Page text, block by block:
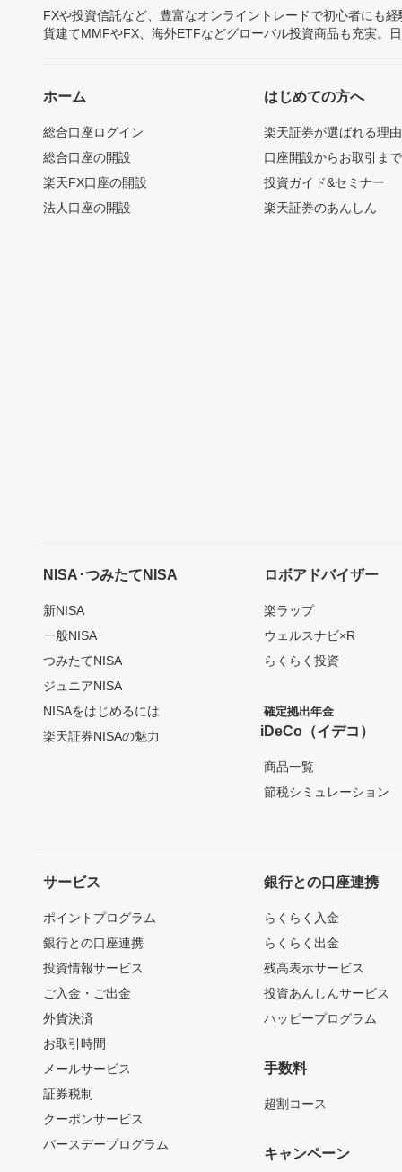
FXや投資信託など、豊富なオンライントレードで初心者にも
貨建てMMFやFX、海外ETFなどグローバル投資商品も充実。
ホーム
総合口座ログイン
総合口座の開設
楽天FX口座の開設
法人口座の開設
はじめての方へ
楽天証券が選ばれる理由
口座開設からお取引ま
投資ガイド&セミナー
楽天証券のあんしん
NISA･つみたてNISA
新NISA
一般NISA
つみたてNISA
ジュニアNISA
NISAをはじめるには
楽天証券NISAの魅力
ロボアドバイザー
楽ラップ
ウェルスナビ×R
らくらく投資
確定拠出年金
iDeCo（イデコ）
商品一覧
節税シミュレーション
サービス
ポイントプログラム
銀行との口座連携
投資情報サービス
ご入金・ご出金
外貨決済
お取引時間
メールサービス
証券税制
クーポンサービス
バースデープログラム
銀行との口座連携
らくらく入金
らくらく出金
残高表示サービス
投資あんしんサービス
ハッピープログラム
手数料
超割コース
キャンペーン